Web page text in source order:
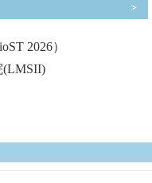
2026）
(LMSII)